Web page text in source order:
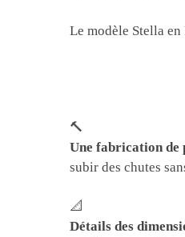
Le modèle Stella
🔨
Une fabrication de
subir des chutes
📐
Détails des